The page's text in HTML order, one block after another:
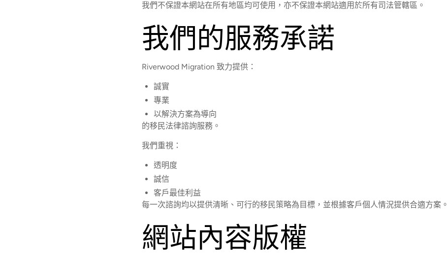
我們不保證本網站在所有地區均可使用，亦不保證本網站適用於所有司法管轄區。
我們的服務承諾
Riverwood Migration 致力提供：
誠實
專業
以解決方案為導向
的移民法律諮詢服務。
我們重視：
透明度
誠信
客戶最佳利益
每一次諮詢均以提供清晰、可行的移民策略為目標，並根據客戶個人情況提供合適方案。
網站內容版權